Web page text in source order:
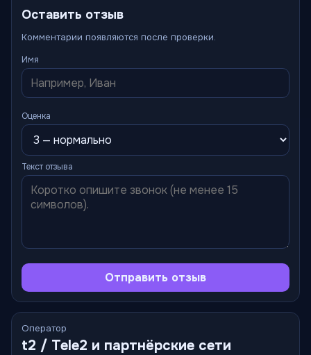
Оставить отзыв
Комментарии появляются после проверки.
Имя
Оценка
Текст отзыва
Отправить отзыв
Оператор
t2 / Tele2 и партнёрские сети